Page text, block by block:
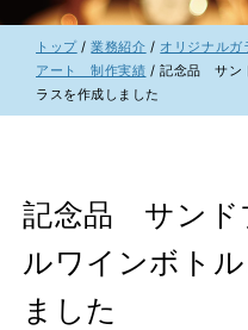
現
在
の
位
トップ/業務紹介 / オリジナルガ
アート 制作実績 /記念品 サン
ラスを作成しました
記念品 サンド
ルワインボト
ました